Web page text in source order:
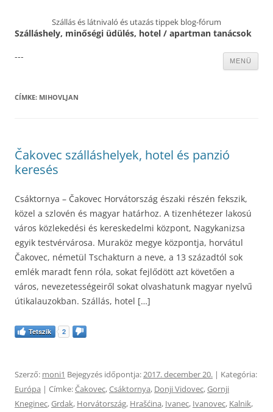
Szállás és látnivaló és utazás tippek blog-fórum
Szálláshely, minőségi üdülés, hotel / apartman tanácsok
MENÜ
---
CÍMKE: MIHOVLJAN
Čakovec szálláshelyek, hotel és panzió
keresés
Csáktornya – Čakovec Horvátország északi részén fekszik,
közel a szlovén és magyar határhoz. A tizenhétezer lakosú
város közlekedési és kereskedelmi központ, Nagykanizsa
egyik testvérvárosa. Muraköz megye központja, horvátul
Čakovec, németül Tschakturn a neve, a 13 századtól sok
emlék maradt fenn róla, sokat fejlődött azt követően a
város, nevezetességeiről sokat olvashatunk magyar nyelvű
útikalauzokban. Szállás, hotel […]
Tetszik 2
Szerző: moni1 Bejegyzés időpontja:2017. december 20. | Kategória:
Európa | Címke:Čakovec,Csáktornya, Donji Vidovec,Gornji
Kneginec,Grdak, Horvátország, Hrašćina, Ivanec, Ivanovec, Kalnik,